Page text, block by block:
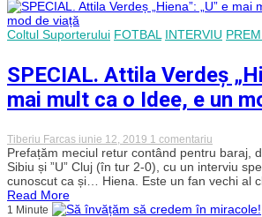
a
„U”
Cluj,
12
iunie
2010,
de
Coltul Suporterului FOTBAL INTERVIU
SPECIAL. Attila Verdeș
mai mult ca o Idee, e un
Tiberiu Farcas iunie 12, 2019 1 comentariu
SPECIAL.
Attila
Verdeș
„Hiena”:
e
Prefațăm meciul retur contând pentru baraj,
Sibiu și ”U” Cluj (în tur 2-0), cu un interviu
cunoscut ca și… Hiena. Este un fan vechi al
Read More
1 Minute